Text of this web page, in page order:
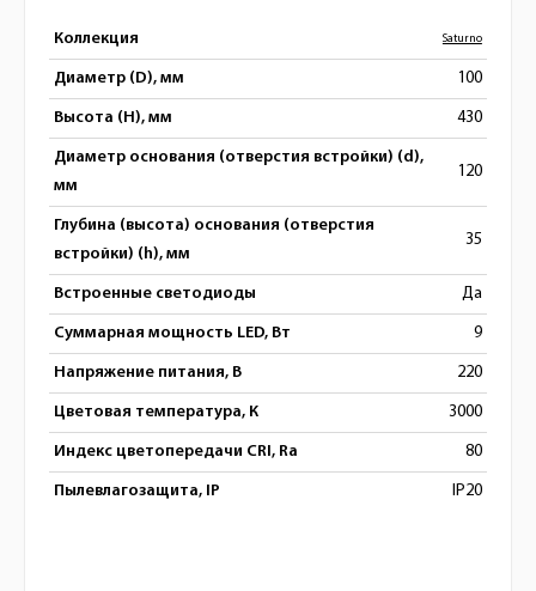
Коллекция Saturno
Диаметр (D), мм 100
Высота (H), мм 430
Диаметр основания (отверстия встройки) (d),
мм
120
Глубина (высота) основания (отверстия
встройки) (h), мм
35
Встроенные светодиоды Да
Суммарная мощность LED, Вт 9
Напряжение питания, В 220
Цветовая температура, К 3000
Индекс цветопередачи CRI, Ra 80
Пылевлагозащита, IP IP20